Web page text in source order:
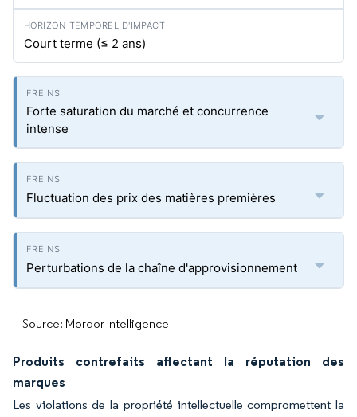
Court terme (≤ 2 ans)
Forte saturation du marché et concurrence
intense
Fluctuation des prix des matières premières
Perturbations de la chaîne d'approvisionnement
Source: Mordor Intelligence
Produits contrefaits affectant la réputation des
marques
Les violations de la propriété intellectuelle compromettent la